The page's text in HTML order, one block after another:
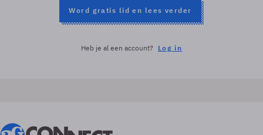
Word gratis lid en lees verder
Heb je al een account? Log in